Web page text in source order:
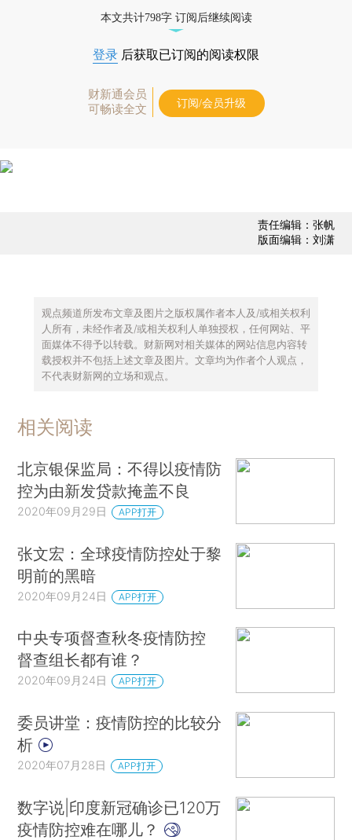
本文共计798字 订阅后继续阅读
登录 后获取已订阅的阅读权限
财新通会员
可畅读全文
订阅/会员升级
责任编辑：张帆
版面编辑：刘潇
观点频道所发布文章及图片之版权属作者本人及/或相关权利
人所有，未经作者及/或相关权利人单独授权，任何网站、平
面媒体不得予以转载。财新网对相关媒体的网站信息内容转
载授权并不包括上述文章及图片。文章均为作者个人观点，
不代表财新网的立场和观点。
相关阅读
北京银保监局：不得以疫情防
控为由新发贷款掩盖不良
2020年09月29日 APP打开
张文宏：全球疫情防控处于黎
明前的黑暗
2020年09月24日 APP打开
中央专项督查秋冬疫情防控
督查组长都有谁？
2020年09月24日 APP打开
委员讲堂：疫情防控的比较分
析
2020年07月28日 APP打开
数字说|印度新冠确诊已120万
疫情防控难在哪儿？